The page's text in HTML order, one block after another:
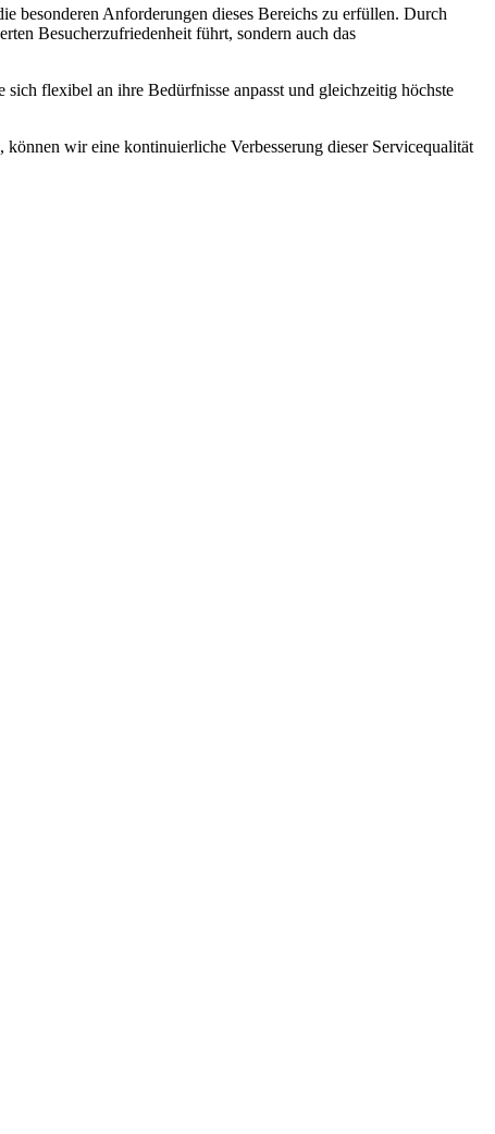
besonderen Anforderungen dieses Bereichs zu erfüllen. Durch
Besucherzufriedenheit führt, sondern auch das
flexibel an ihre Bedürfnisse anpasst und gleichzeitig höchste
wir eine kontinuierliche Verbesserung dieser Servicequalität